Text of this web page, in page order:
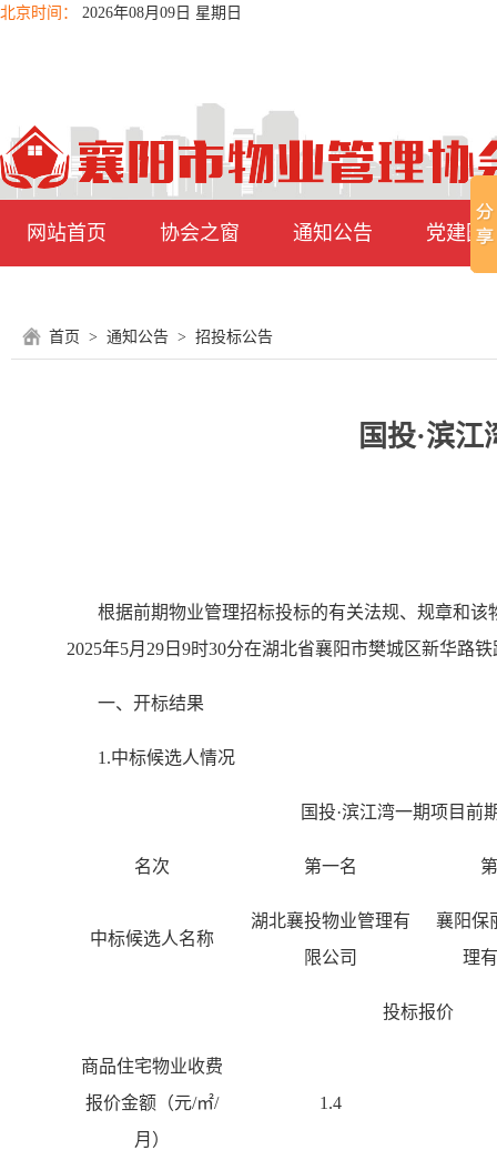
北京时间： 2026年08月09日 星期日
网站首页 协会之窗 通知公告 党建园
首页 > 通知公告 > 招投标公告
国投·滨
根据前期物业管理招标投标的有关法规、规章和该
2025年5月 29 日 9时30分在湖北省襄阳市樊城区新华路铁
一、开标结果
1.中标候选人情况
国投·滨江湾一期项目前
名次 第一名
中标候选人名称
湖北襄投物业管理有
限公司
襄阳保
理
投标报价
商品住宅物业收费
报价金额（元/㎡/
月）
1.4